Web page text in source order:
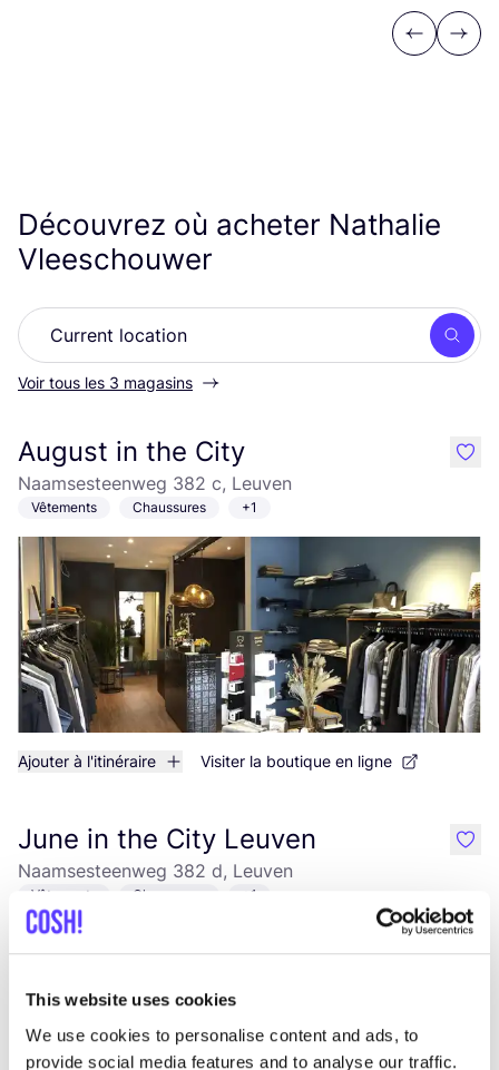
This website uses cookies
We use cookies to personalise content and ads, to
provide social media features and to analyse our traffic.
Previous
Next
Découvrez où acheter Nathalie
Vleeschouwer
Voir tous les 3 magasins
August in the City
Naamsesteenweg 382 c, Leuven
Vêtements Chaussures +1
Ajouter à l'itinéraire Visiter la boutique en ligne
like
June in the City Leuven
Naamsesteenweg 382 d, Leuven
Vêtements Chaussures +1
like